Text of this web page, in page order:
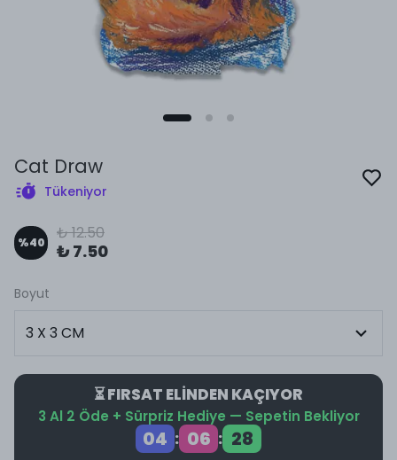
Cat Draw
Tükeniyor
%40 ₺ 12.50
₺ 7.50
Boyut
⏳ FIRSAT ELİNDEN KAÇIYOR
3 Al 2 Öde + Sürpriz Hediye — Sepetin Bekliyor
04 : 06 : 28